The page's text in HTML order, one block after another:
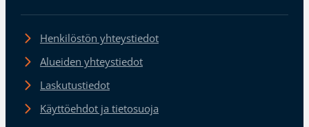
Henkilöstön yhteystiedot
Alueiden yhteystiedot
Laskutustiedot
Käyttöehdot ja tietosuoja